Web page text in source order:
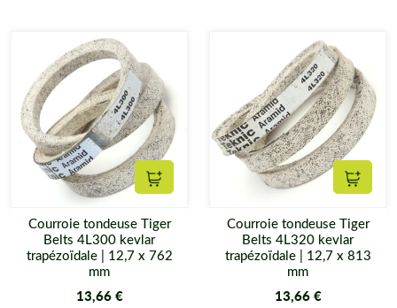
Ajouter au panier
Courroie tondeuse Tiger
Belts 4L300 kevlar
trapézoïdale | 12,7 x 762
mm
13,66 €
Courroie tondeuse Tiger
Belts 4L320 kevlar
trapézoïdale | 12,7 x 813
mm
13,66 €